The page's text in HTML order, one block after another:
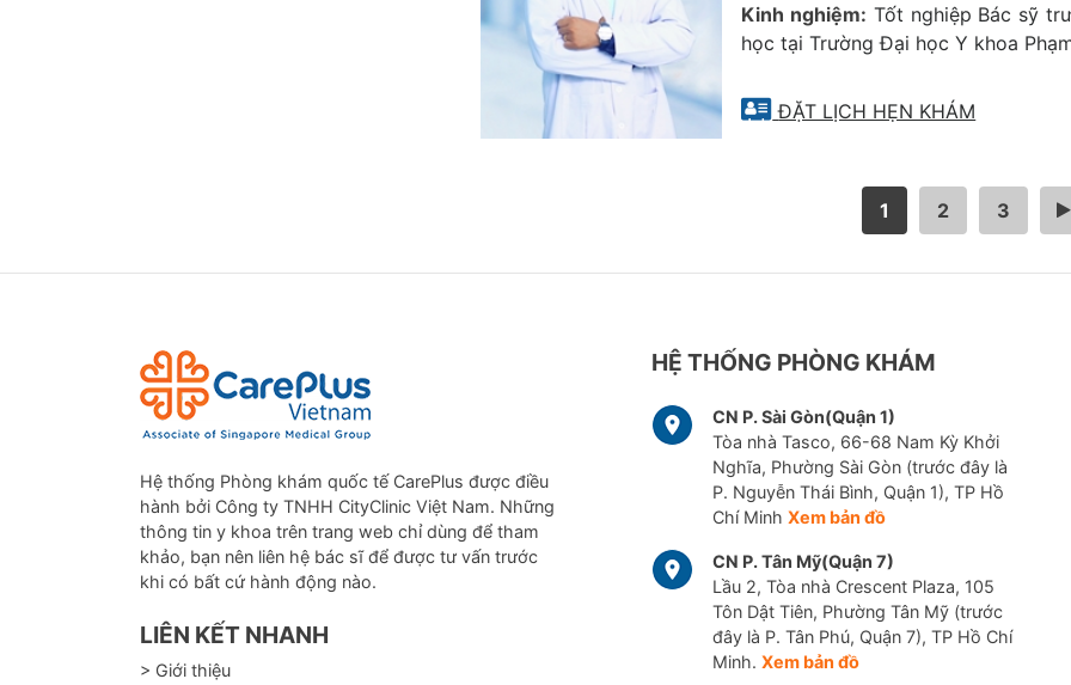
Kinh nghiệm: Tốt nghiệp Bác sỹ
học tại Trường Đại học Y khoa
ĐẶT LỊCH HẸN KHÁM
1 2 3 >
Hệ thống Phòng khám quốc tế CarePlus được điều
hành bởi Công ty TNHH CityClinic Việt Nam. Những
thông tin y khoa trên trang web chỉ dùng để tham
khảo, bạn nên liên hệ bác sĩ để được tư vấn trước
khi có bất cứ hành động nào.
LIÊN KẾT NHANH
> Giới thiệu
HỆ THỐNG PHÒNG KHÁM
CN P. Sài Gòn(Quận 1)
Tòa nhà Tasco, 66-68 Nam Kỳ Khởi
Nghĩa, Phường Sài Gòn (trước đây là
P. Nguyễn Thái Bình, Quận 1), TP Hồ
Chí Minh Xem bản đồ
CN P. Tân Mỹ(Quận 7)
Lầu 2, Tòa nhà Crescent Plaza, 105
Tôn Dật Tiên, Phường Tân Mỹ (trước
đây là P. Tân Phú, Quận 7), TP Hồ Chí
Minh. Xem bản đồ